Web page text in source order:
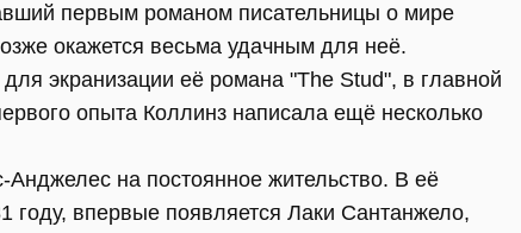
первым романом писательницы о мире
окажется весьма удачным для неё.
экранизации её романа "The Stud", в главной
опыта Коллинз написала ещё несколько
на постоянное жительство. В её
впервые появляется Лаки Сантанжело,